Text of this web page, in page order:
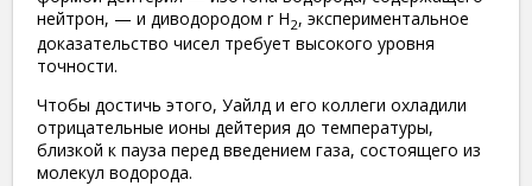
нейтрон, — и диводородом r H2, экспериментальное
доказательство чисел требует высокого уровня
точности.
Чтобы достичь этого, Уайлд и его коллеги охладили
отрицательные ионы дейтерия до температуры,
близкой к пауза перед введением газа, состоящего из
молекул водорода.